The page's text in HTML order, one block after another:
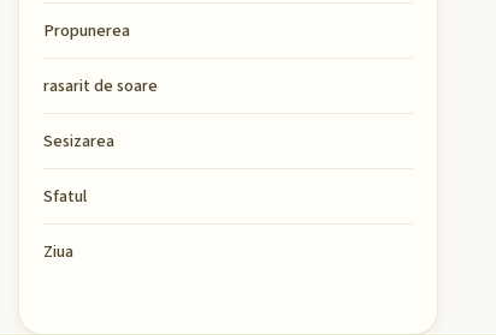
Propunerea
rasarit de soare
Sesizarea
Sfatul
Ziua